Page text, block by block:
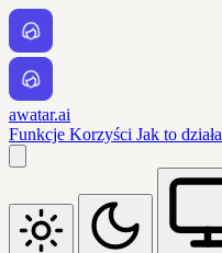
awatar.ai
Funkcje Korzyści Jak to działa